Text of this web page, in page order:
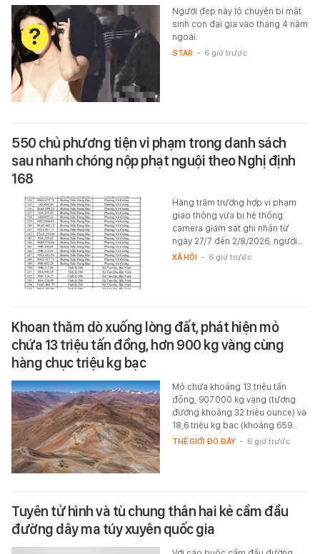
Người đẹp này lộ chuyện bí mật
sinh con đại gia vào tháng 4 năm
ngoái.
STAR - 6 giờ trước
550 chủ phương tiện vi phạm trong danh sách
sau nhanh chóng nộp phạt nguội theo Nghị định
168
Hàng trăm trường hợp vi phạm
giao thông vừa bị hệ thống
camera giám sát ghi nhận từ
ngày 27/7 đến 2/8/2026, người…
XÃ HỘI - 6 giờ trước
Khoan thăm dò xuống lòng đất, phát hiện mỏ
chứa 13 triệu tấn đồng, hơn 900 kg vàng cùng
hàng chục triệu kg bạc
Mỏ chứa khoảng 13 triệu tấn
đồng, 907.000 kg vàng (tương
đương khoảng 32 triệu ounce) và
18,6 triệu kg bạc (khoảng 659…
THẾ GIỚI ĐÓ ĐÂY - 6 giờ trước
Tuyên tử hình và tù chung thân hai kẻ cầm đầu
đường dây ma túy xuyên quốc gia